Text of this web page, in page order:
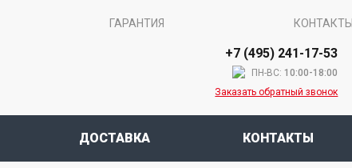
ГАРАНТИЯ КОНТАКТЫ
+7 (495) 241-17-53
ПН-ВС:10:00-18:00
Заказать обратный звонок
ДОСТАВКА КОНТАКТЫ